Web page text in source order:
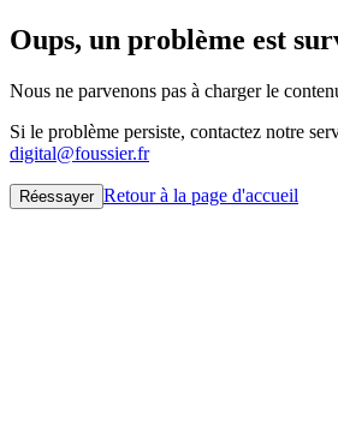
Oups, un problème est
Nous ne parvenons pas à charger le
Si le problème persiste, contactez notre
digital@foussier.fr
Réessayer Retour à la page d'accueil